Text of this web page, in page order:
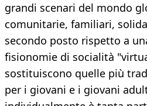
grandi scenari del mondo
comunitarie, familiari,
secondo posto rispetto a
fisionomie di socialità
sostituiscono quelle più
per i giovani e i giovani